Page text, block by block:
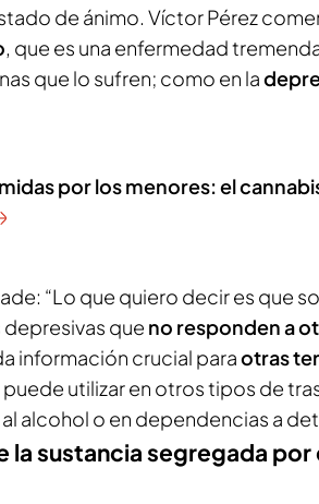
de ánimo. Víctor Pérez
, que es una enfermedad
que lo sufren; como en la
por los menores: el
“Lo que quiero decir es que
que no responden a
información crucial paraotras
utilizar en otros tipos de
alcohol o en dependencias a
la sustancia segregada